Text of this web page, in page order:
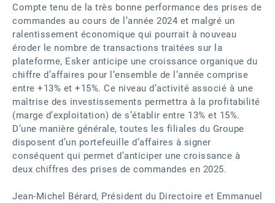
Compte tenu de la très bonne performance des prises de
commandes au cours de l’année 2024 et malgré un
ralentissement économique qui pourrait à nouveau
éroder le nombre de transactions traitées sur la
plateforme, Esker anticipe une croissance organique du
chiffre d’affaires pour l’ensemble de l’année comprise
entre +13% et +15%. Ce niveau d’activité associé à une
maîtrise des investissements permettra à la profitabilité
(marge d’exploitation) de s’établir entre 13% et 15%.
D’une manière générale, toutes les filiales du Groupe
disposent d’un portefeuille d’affaires à signer
conséquent qui permet d’anticiper une croissance à
deux chiffres des prises de commandes en 2025.
Jean-Michel Bérard, Président du Directoire et Emmanuel